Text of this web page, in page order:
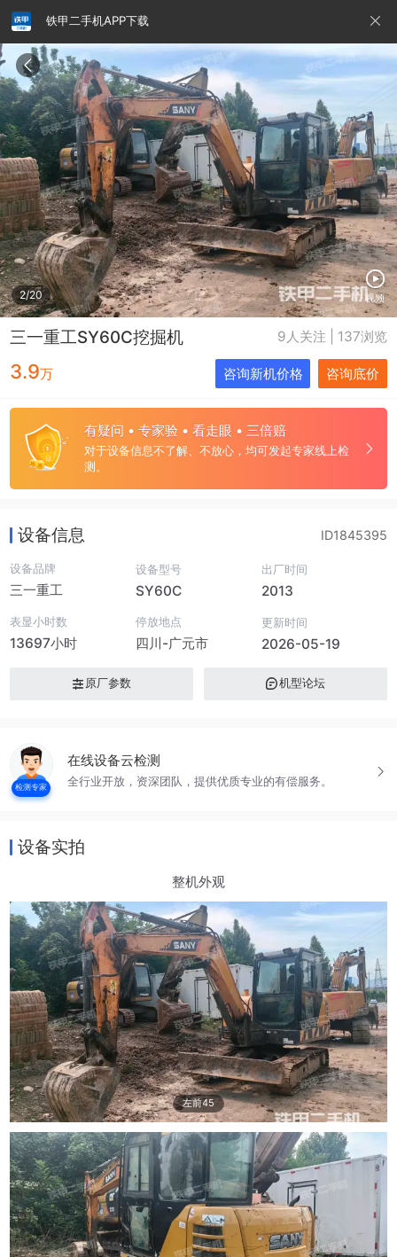
铁甲二手机APP下载
2/20 视频
三一重工SY60C挖掘机 9人关注 | 137浏览
3.9万 咨询新机价格 咨询底价
有疑问 • 专家验 • 看走眼 • 三倍赔
对于设备信息不了解、不放心，均可发起专家线上检
测。
请输入手机号
提
交
即
表
示
您
同
意
《隐
私
政
策》
设备信息 ID1845395
设备品牌
三一重工
设备型号
SY60C
出厂时间
2013
表显小时数
13697小时
停放地点
四川-广元市
更新时间
2026-05-19
原厂参数 机型论坛
检测专家
在线设备云检测
全行业开放，资深团队，提供优质专业的有偿服务。
设备实拍
整机外观
左前45
铁甲龙总部 4000099032 认证经纪人